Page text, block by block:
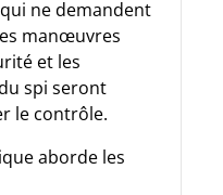
ne demandent
manœuvres
et les
spi seront
le contrôle.
aborde les